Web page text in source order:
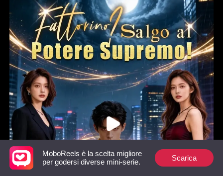
MoboReels è la scelta migliore
per godersi diverse mini-serie.
Scarica